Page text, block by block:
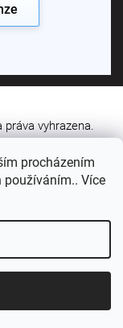
procházením
Více
práva vyhrazena.